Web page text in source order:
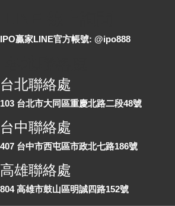
IPO贏家LINE官方帳號: @ipo888
台北聯絡處
103 台北市大同區重慶北路二段48號
台中聯絡處
407 台中市西屯區市政北七路186號
高雄聯絡處
804 高雄市鼓山區明誠四路152號